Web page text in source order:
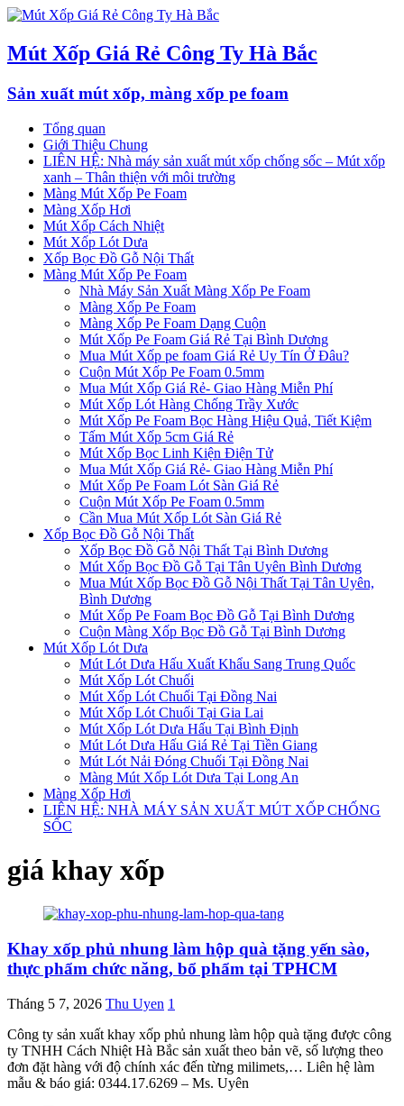
Mút Xốp Giá Rẻ Công Ty Hà Bắc
Sản xuất mút xốp, màng xốp pe foam
Tổng quan
Giới Thiệu Chung
LIÊN HỆ: Nhà máy sản xuất mút xốp chống sốc – Mút xốp
xanh – Thân thiện với môi trường
Màng Mút Xốp Pe Foam
Màng Xốp Hơi
Mút Xốp Cách Nhiệt
Mút Xốp Lót Dưa
Xốp Bọc Đồ Gỗ Nội Thất
Màng Mút Xốp Pe Foam
Nhà Máy Sản Xuất Màng Xốp Pe Foam
Màng Xốp Pe Foam
Màng Xốp Pe Foam Dạng Cuộn
Mút Xốp Pe Foam Giá Rẻ Tại Bình Dương
Mua Mút Xốp pe foam Giá Rẻ Uy Tín Ở Đâu?
Cuộn Mút Xốp Pe Foam 0.5mm
Mua Mút Xốp Giá Rẻ- Giao Hàng Miễn Phí
Mút Xốp Lót Hàng Chống Trầy Xước
Mút Xốp Pe Foam Bọc Hàng Hiệu Quả, Tiết Kiệm
Tấm Mút Xốp 5cm Giá Rẻ
Mút Xốp Bọc Linh Kiện Điện Tử
Mua Mút Xốp Giá Rẻ- Giao Hàng Miễn Phí
Mút Xốp Pe Foam Lót Sàn Giá Rẻ
Cuộn Mút Xốp Pe Foam 0.5mm
Cần Mua Mút Xốp Lót Sàn Giá Rẻ
Xốp Bọc Đồ Gỗ Nội Thất
Xốp Bọc Đồ Gỗ Nội Thất Tại Bình Dương
Mút Xốp Bọc Đồ Gỗ Tại Tân Uyên Bình Dương
Mua Mút Xốp Bọc Đồ Gỗ Nội Thất Tại Tân Uyên,
Bình Dương
Mút Xốp Pe Foam Bọc Đồ Gỗ Tại Bình Dương
Cuộn Màng Xốp Bọc Đồ Gỗ Tại Bình Dương
Mút Xốp Lót Dưa
Mút Lót Dưa Hấu Xuất Khẩu Sang Trung Quốc
Mút Xốp Lót Chuối
Mút Xốp Lót Chuối Tại Đồng Nai
Mút Xốp Lót Chuối Tại Gia Lai
Mút Xốp Lót Dưa Hấu Tại Bình Định
Mút Lót Dưa Hấu Giá Rẻ Tại Tiền Giang
Mút Lót Nải Đóng Chuối Tại Đồng Nai
Màng Mút Xốp Lót Dưa Tại Long An
Màng Xốp Hơi
LIÊN HỆ: NHÀ MÁY SẢN XUẤT MÚT XỐP CHỐNG
SỐC
giá khay xốp
Khay xốp phủ nhung làm hộp quà tặng yến sào,
thực phẩm chức năng, bổ phẩm tại TPHCM
Tháng 5 7, 2026 Thu Uyen 1
Công ty sản xuất khay xốp phủ nhung làm hộp quà tặng được công
ty TNHH Cách Nhiệt Hà Bắc sản xuất theo bản vẽ, số lượng theo
đơn đặt hàng với độ chính xác đến từng milimets,… Liên hệ làm
mẫu & báo giá: 0344.17.6269 – Ms. Uyên